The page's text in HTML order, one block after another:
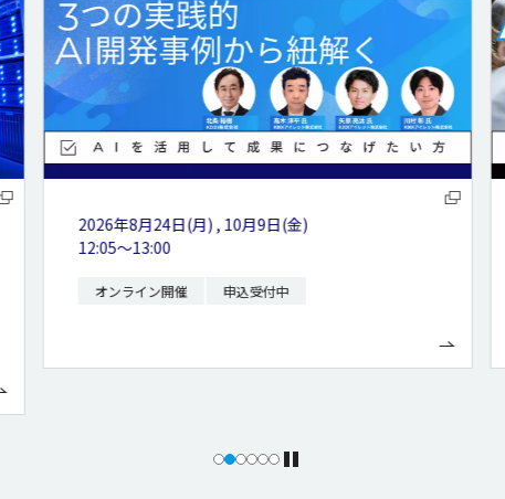
2026年8月26日(水)
オンライン開催